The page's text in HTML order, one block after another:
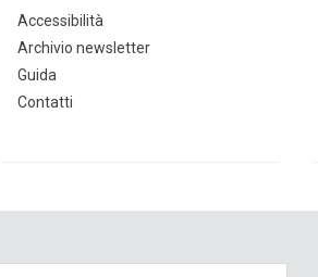
Accessibilità
Archivio newsletter
Guida
Contatti